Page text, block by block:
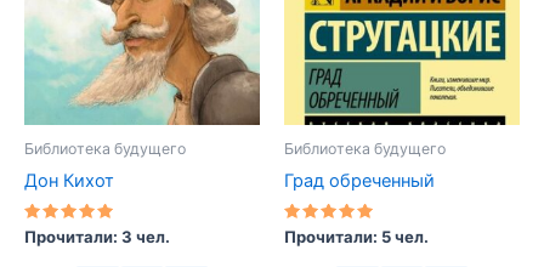
Библиотека будущего
Дон Кихот
Оценка
5.00
Прочитали: 3 чел.
Библиотека будущего
Град обреченный
Оценка
5.00
Прочитали: 5 чел.